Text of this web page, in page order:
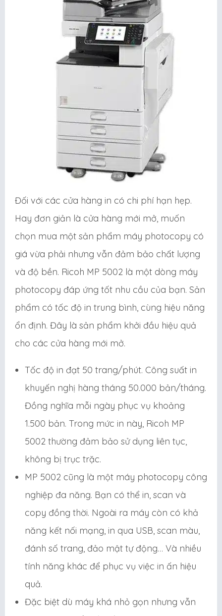
Đối với các cửa hàng in có chi phí hạn hẹp.
Hay đơn giản là cửa hàng mới mở, muốn
chọn mua một sản phẩm máy photocopy có
giá vừa phải nhưng vẫn đảm bảo chất lượng
và độ bền. Ricoh MP 5002 là một dòng máy
photocopy đáp ứng tốt nhu cầu của bạn. Sản
phẩm có tốc độ in trung bình, cùng hiệu năng
ổn định. Đây là sản phẩm khởi đầu hiệu quả
cho các cửa hàng mới mở.
Tốc độ in đạt 50 trang/phút. Công suất in
khuyến nghị hàng tháng 50.000 bản/tháng.
Đồng nghĩa mỗi ngày phục vụ khoảng
1.500 bản. Trong mức in này, Ricoh MP
5002 thường đảm bảo sử dụng liên tục,
không bị trục trặc.
MP 5002 cũng là một máy photocopy công
nghiệp đa năng. Bạn có thể in, scan và
copy đồng thời. Ngoài ra máy còn có khả
năng kết nối mạng, in qua USB, scan màu,
đánh số trang, đảo mật tự động… Và nhiều
tính năng khác để phục vụ việc in ấn hiệu
quả.
Đặc biệt dù máy khá nhỏ gọn nhưng vẫn